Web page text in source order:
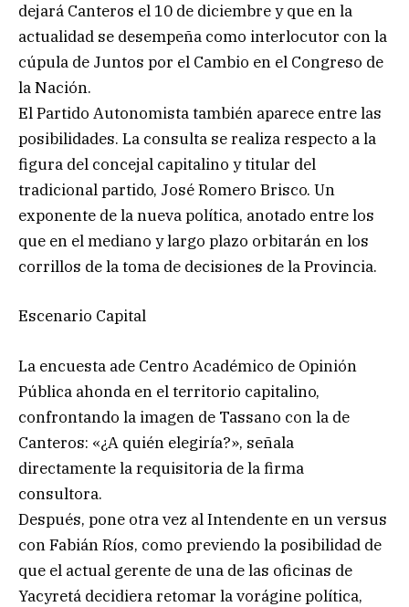
dejará Canteros el 10 de diciembre y que en la
actualidad se desempeña como interlocutor con la
cúpula de Juntos por el Cambio en el Congreso de
la Nación.
El Partido Autonomista también aparece entre las
posibilidades. La consulta se realiza respecto a la
figura del concejal capitalino y titular del
tradicional partido, José Romero Brisco. Un
exponente de la nueva política, anotado entre los
que en el mediano y largo plazo orbitarán en los
corrillos de la toma de decisiones de la Provincia.
Escenario Capital
La encuesta ade Centro Académico de Opinión
Pública ahonda en el territorio capitalino,
confrontando la imagen de Tassano con la de
Canteros: «¿A quién elegiría?», señala
directamente la requisitoria de la firma
consultora.
Después, pone otra vez al Intendente en un versus
con Fabián Ríos, como previendo la posibilidad de
que el actual gerente de una de las oficinas de
Yacyretá decidiera retomar la vorágine política,